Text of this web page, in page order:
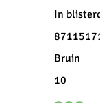
In
Bruin
10